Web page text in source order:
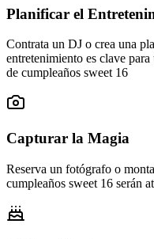
Planificar el
Contrata un DJ o crea una
entretenimiento es clave
de cumpleaños sweet 16
Capturar la Magia
Reserva un fotógrafo o
cumpleaños sweet 16 serán